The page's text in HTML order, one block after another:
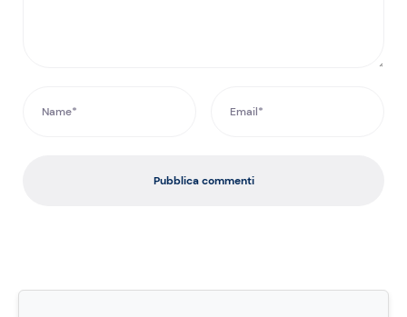
Pubblica commenti